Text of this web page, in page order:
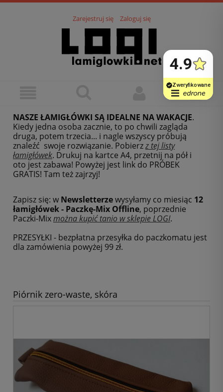
Zarejestruj się Zaloguj się
NASZE ŁAMIGŁÓWKI SĄ IDEALNE NA WAKACJE.
Kiedy jedna osoba zacznie, to po chwili zagląda
druga, potem trzecia... i nagle wszyscy próbują
znaleźć swoje rozwiązanie. Pobierzz tej listy
łamigłówek. Drukuj na kartce A4, przetnij na pół i
oto jest zabawa! Powyżej jest link do PRÓBEK
GRATIS! Tam też zajrzyj!
Zapisz się: w Newsletterzewysyłamy co miesiąc 12
łamigłówek - Paczkę-Mix Offline, poprzednie
Paczki-Mixmożna kupić tanio w sklepie LOGI.
PRZESYŁKI - bezpłatna przesyłka do paczkomatu jest
dla zamówienia powyżej 99 zł.
Piórnik zero-waste, skóra